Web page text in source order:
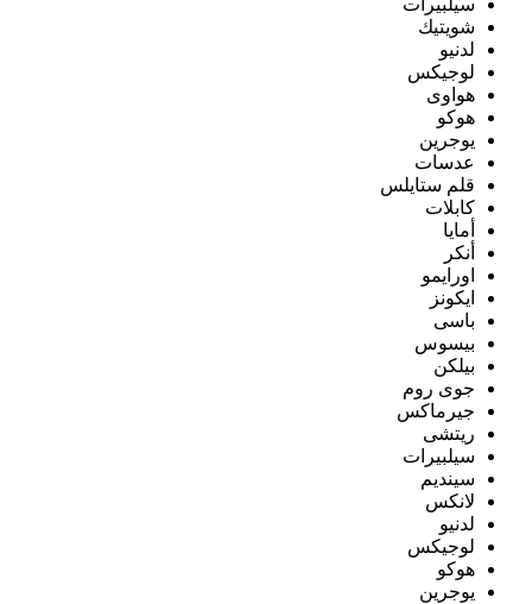
سيلبيرات
شويتيك
لدنيو
لوجيكس
هواوى
هوكو
يوجرين
عدسات
قلم ستايلس
كابلات
أمايا
أنكر
اورايمو
ايكونز
باسى
بيسوس
بيلكن
جوى روم
جيرماكس
ريتشى
سيلبيرات
سينديم
لانكس
لدنيو
لوجيكس
هوكو
يوجرين